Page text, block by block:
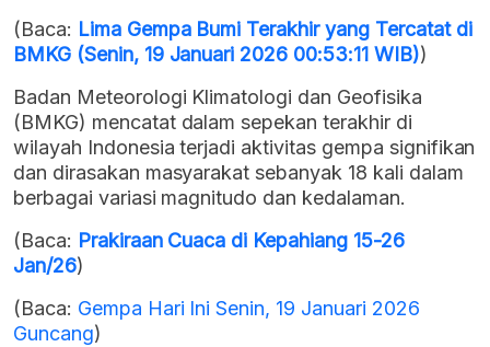
(Baca: Lima Gempa Bumi Terakhir yang Tercatat di
BMKG (Senin, 19 Januari 2026 00:53:11 WIB))
Badan Meteorologi Klimatologi dan Geofisika
(BMKG) mencatat dalam sepekan terakhir di
wilayah Indonesia terjadi aktivitas gempa signifikan
dan dirasakan masyarakat sebanyak 18 kali dalam
berbagai variasi magnitudo dan kedalaman.
(Baca: Prakiraan Cuaca di Kepahiang 15-26
Jan/26)
(Baca: Gempa Hari Ini Senin, 19 Januari 2026
Guncang)